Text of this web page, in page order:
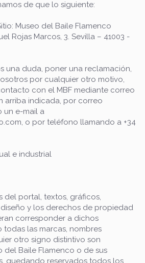
de que lo siguiente:
Museo del Baile Flamenco
Rojas Marcos, 3. Sevilla – 41003 -
una duda, poner una reclamación,
por cualquier otro motivo,
con el MBF mediante correo
arriba indicada, por correo
un e-mail a
o por teléfono llamando a +34
e industrial
del portal, textos, gráficos,
diseño y los derechos de propiedad
corresponder a dichos
todas las marcas, nombres
otro signo distintivo son
del Baile Flamenco o de sus
quedando reservados todos los